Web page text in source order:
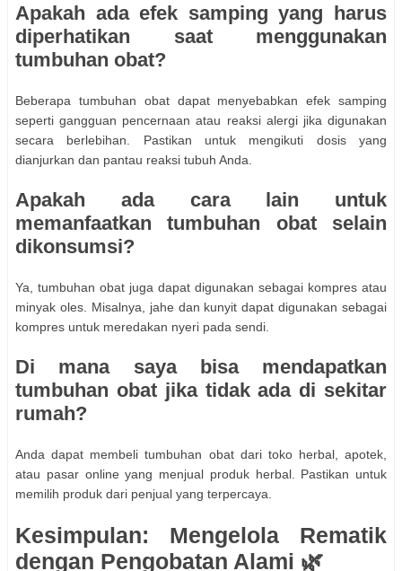
Apakah ada efek samping yang harus
diperhatikan saat menggunakan
tumbuhan obat?
Beberapa tumbuhan obat dapat menyebabkan efek samping
seperti gangguan pencernaan atau reaksi alergi jika digunakan
secara berlebihan. Pastikan untuk mengikuti dosis yang
dianjurkan dan pantau reaksi tubuh Anda.
Apakah ada cara lain untuk
memanfaatkan tumbuhan obat selain
dikonsumsi?
Ya, tumbuhan obat juga dapat digunakan sebagai kompres atau
minyak oles. Misalnya, jahe dan kunyit dapat digunakan sebagai
kompres untuk meredakan nyeri pada sendi.
Di mana saya bisa mendapatkan
tumbuhan obat jika tidak ada di sekitar
rumah?
Anda dapat membeli tumbuhan obat dari toko herbal, apotek,
atau pasar online yang menjual produk herbal. Pastikan untuk
memilih produk dari penjual yang terpercaya.
Kesimpulan: Mengelola Rematik
dengan Pengobatan Alami 🌿